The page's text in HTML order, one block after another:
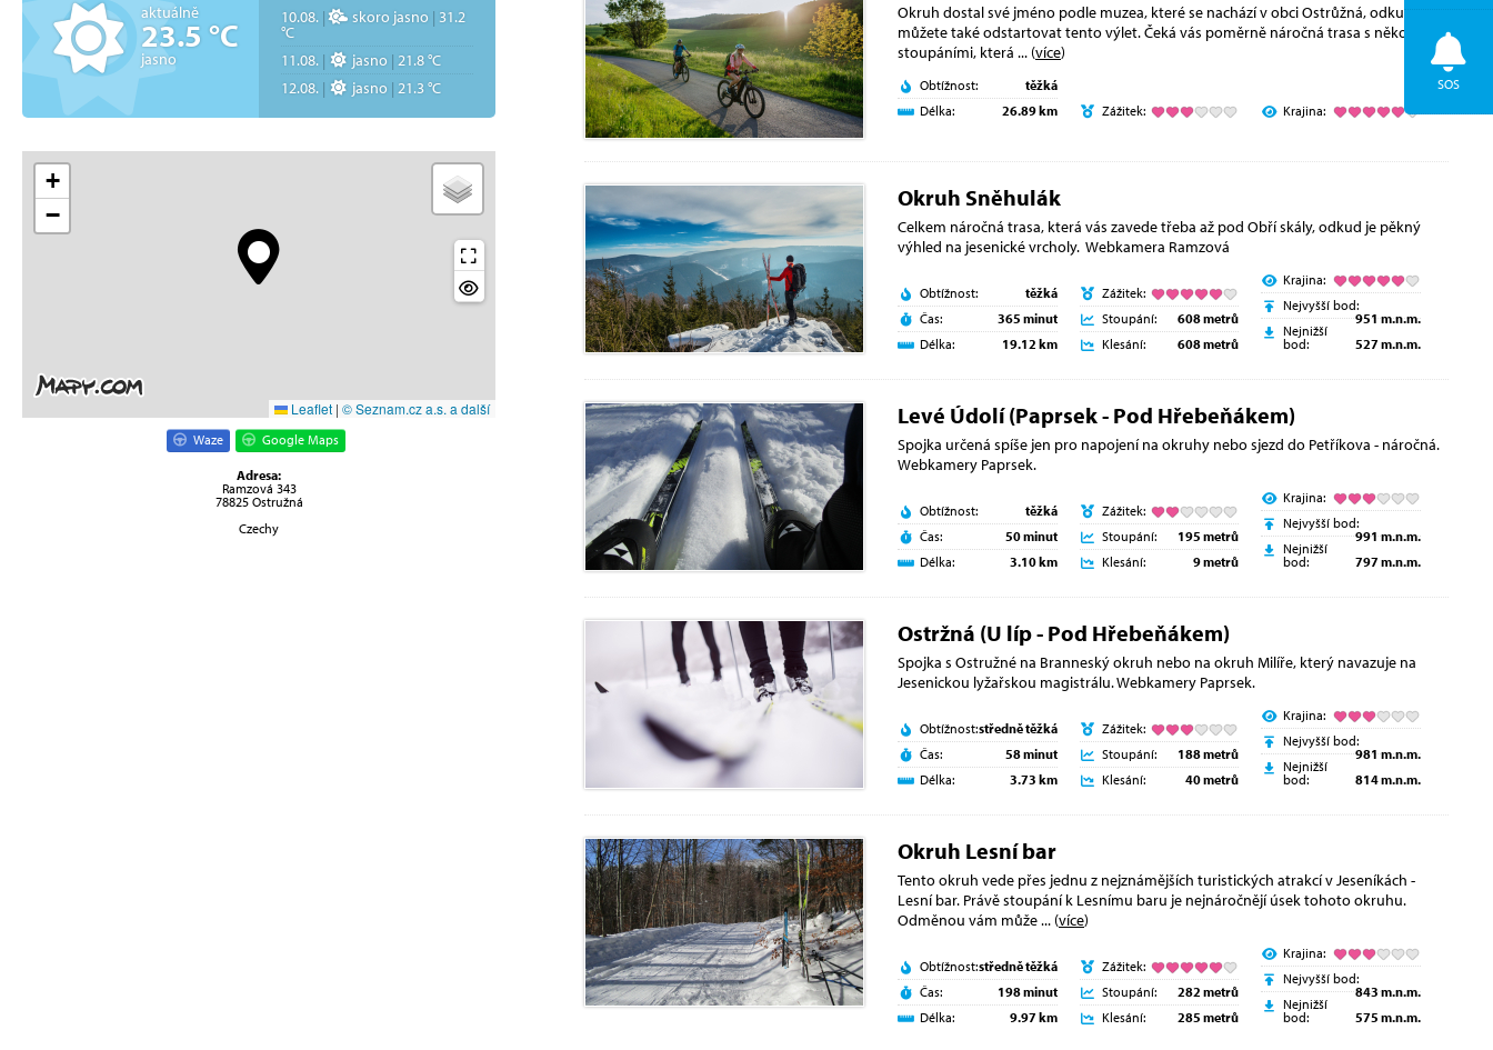
aktuálně
23.5 °C
jasno
10.08. | skoro jasno | 31.2
°C
11.08. | jasno | 21.8 °C
12.08. | jasno | 21.3 °C
+
−
Leaflet | © Seznam.cz a.s. a další
Waze Google Maps
Adresa:
Ramzová 343
78825 Ostružná
Czechy
Okruh dostal své jméno podle muzea, které se nachází v obci Ostrůžná, odkud se
můžete také odstartovat tento výlet. Čeká vás poměrně náročná trasa s několika
stoupáními, která ... (více)
Obtížnost:
těžká
Délka:
26.89 km Zážitek: Krajina:
Okruh Sněhulák
Celkem náročná trasa, která vás zavede třeba až pod Obří skály, odkud je pěkný
výhled na jesenické vrcholy. Webkamera Ramzová
Obtížnost:
těžká
Čas:
365 minut
Délka:
19.12 km
Zážitek:
Stoupání:
608 metrů
Klesání:
608 metrů
Krajina:
Nejvyšší bod:
951 m.n.m.
Nejnižší
bod:
527 m.n.m.
Levé Údolí (Paprsek - Pod Hřebeňákem)
Spojka určená spíše jen pro napojení na okruhy nebo sjezd do Petříkova - náročná.
Webkamery Paprsek.
Obtížnost:
těžká
Čas:
50 minut
Délka:
3.10 km
Zážitek:
Stoupání:
195 metrů
Klesání:
9 metrů
Krajina:
Nejvyšší bod:
991 m.n.m.
Nejnižší
bod:
797 m.n.m.
Ostržná (U líp - Pod Hřebeňákem)
Spojka s Ostružné na Branneský okruh nebo na okruh Milíře, který navazuje na
Jesenickou lyžařskou magistrálu. Webkamery Paprsek.
Obtížnost:středně těžká
Čas:
58 minut
Délka:
3.73 km
Zážitek:
Stoupání:
188 metrů
Klesání:
40 metrů
Krajina:
Nejvyšší bod:
981 m.n.m.
Nejnižší
bod:
814 m.n.m.
Okruh Lesní bar
Tento okruh vede přes jednu z nejznámějších turistických atrakcí v Jeseníkách -
Lesní bar. Právě stoupání k Lesnímu baru je nejnáročnějí úsek tohoto okruhu.
Odměnou vám může... (více)
Obtížnost:středně těžká
Čas:
198 minut
Délka:
9.97 km
Zážitek:
Stoupání:
282 metrů
Klesání:
285 metrů
Krajina:
Nejvyšší bod:
843 m.n.m.
Nejnižší
bod:
575 m.n.m.
SOS